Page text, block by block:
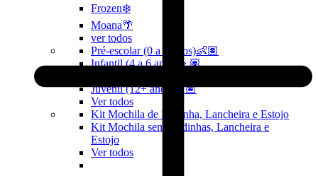
Frozen❄️
Moana🌴
ver todos
Pré-escolar (0 a 3 anos)👶🏽
Infantil (4 a 6 anos)👦🏽
Juvenil (12+ anos)👨🏽
Ver todos
Kit Mochila de Rodinha, Lancheira e Estojo
Kit Mochila sem Rodinhas, Lancheira e
Estojo
Ver todos